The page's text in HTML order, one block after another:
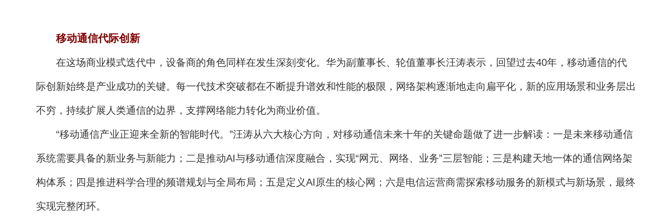
移动通信代际创新
在这场商业模式迭代中，设备商的角色同样在发生深刻变化。华为副董事长、轮值董事长汪涛表示，回望过去40年，移动通信的代
际创新始终是产业成功的关键。每一代技术突破都在不断提升谱效和性能的极限，网络架构逐渐地走向扁平化，新的应用场景和业务层出
不穷，持续扩展人类通信的边界，支撑网络能力转化为商业价值。
“移动通信产业正迎来全新的智能时代。”汪涛从六大核心方向，对移动通信未来十年的关键命题做了进一步解读：一是未来移动通信
系统需要具备的新业务与新能力；二是推动AI与移动通信深度融合，实现“网元、网络、业务”三层智能；三是构建天地一体的通信网络架
构体系；四是推进科学合理的频谱规划与全局布局；五是定义AI原生的核心网；六是电信运营商需探索移动服务的新模式与新场景，最终
实现完整闭环。